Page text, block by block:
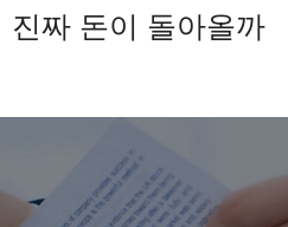
진짜 돈이 돌아올까